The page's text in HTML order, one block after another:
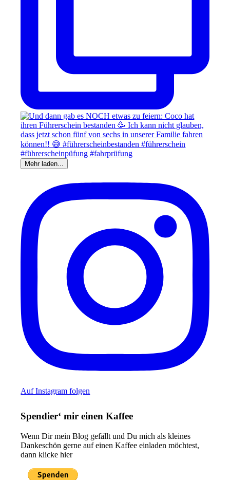
Mehr laden...
Auf Instagram folgen
Spendier‘ mir einen Kaffee
Wenn Dir mein Blog gefällt und Du mich als kleines
Dankeschön gerne auf einen Kaffee einladen möchtest,
dann klicke hier